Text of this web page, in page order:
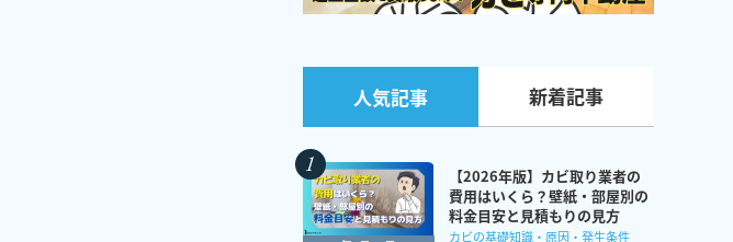
人気記事 新着記事
【2026年版】カビ取り業者の
費用はいくら？壁紙・部屋別の
料金目安と見積もりの見方
カビの基礎知識・原因・発生条件